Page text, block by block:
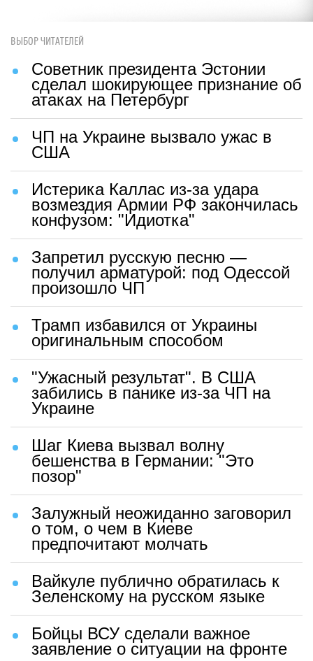
ВЫБОР ЧИТАТЕЛЕЙ
Советник президента Эстонии
сделал шокирующее признание об
атаках на Петербург
ЧП на Украине вызвало ужас в
США
Истерика Каллас из-за удара
возмездия Армии РФ закончилась
конфузом: "Идиотка"
Запретил русскую песню —
получил арматурой: под Одессой
произошло ЧП
Трамп избавился от Украины
оригинальным способом
"Ужасный результат". В США
забились в панике из-за ЧП на
Украине
Шаг Киева вызвал волну
бешенства в Германии: "Это
позор"
Залужный неожиданно заговорил
о том, о чем в Киеве
предпочитают молчать
Вайкуле публично обратилась к
Зеленскому на русском языке
Бойцы ВСУ сделали важное
заявление о ситуации на фронте